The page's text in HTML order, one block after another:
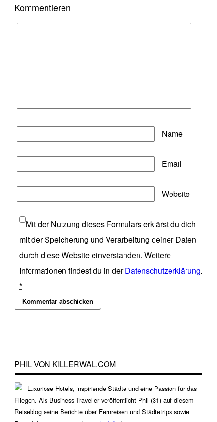
Kommentieren
Name
Email
Website
Mit der Nutzung dieses Formulars erklärst du dich
mit der Speicherung und Verarbeitung deiner Daten
durch diese Website einverstanden. Weitere
Informationen findest du in derDatenschutzerklärung.
*
PHIL VON KILLERWAL.COM
Luxuriöse Hotels, inspiriende Städte und eine Passion für das
Fliegen. Als Business Traveller veröffentlicht Phil (31) auf diesem
Reiseblog seine Berichte über Fernreisen und Städtetrips sowie